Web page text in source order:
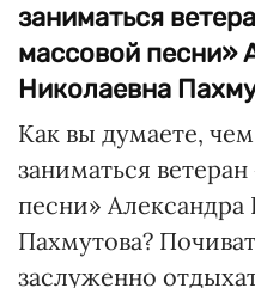
заниматься
массовой песни»
Николаевна
Как вы думаете,
заниматься
песни» Александра
Пахмутова?
заслуженно